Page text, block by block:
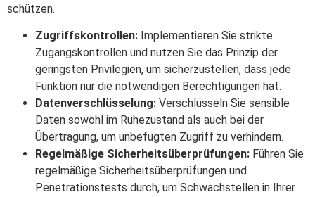
schützen.
Zugriffskontrollen: Implementieren Sie strikte
Zugangskontrollen und nutzen Sie das Prinzip der
geringsten Privilegien, um sicherzustellen, dass jede
Funktion nur die notwendigen Berechtigungen hat.
Datenverschlüsselung: Verschlüsseln Sie sensible
Daten sowohl im Ruhezustand als auch bei der
Übertragung, um unbefugten Zugriff zu verhindern.
Regelmäßige Sicherheitsüberprüfungen: Führen Sie
regelmäßige Sicherheitsüberprüfungen und
Penetrationstests durch, um Schwachstellen in Ihrer